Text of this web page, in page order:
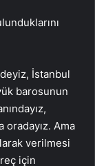
İstanbul
barosunun
oradayız. Ama
verilmesi
için